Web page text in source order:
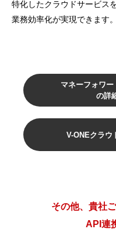
特化したクラウドサービス
業務効率化が実現できます。
マネーフォワ
の詳
V-ONEクラウ
その他、貴社
API連